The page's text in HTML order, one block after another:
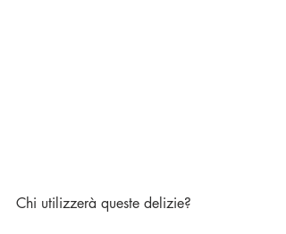
Chi utilizzerà queste delizie?